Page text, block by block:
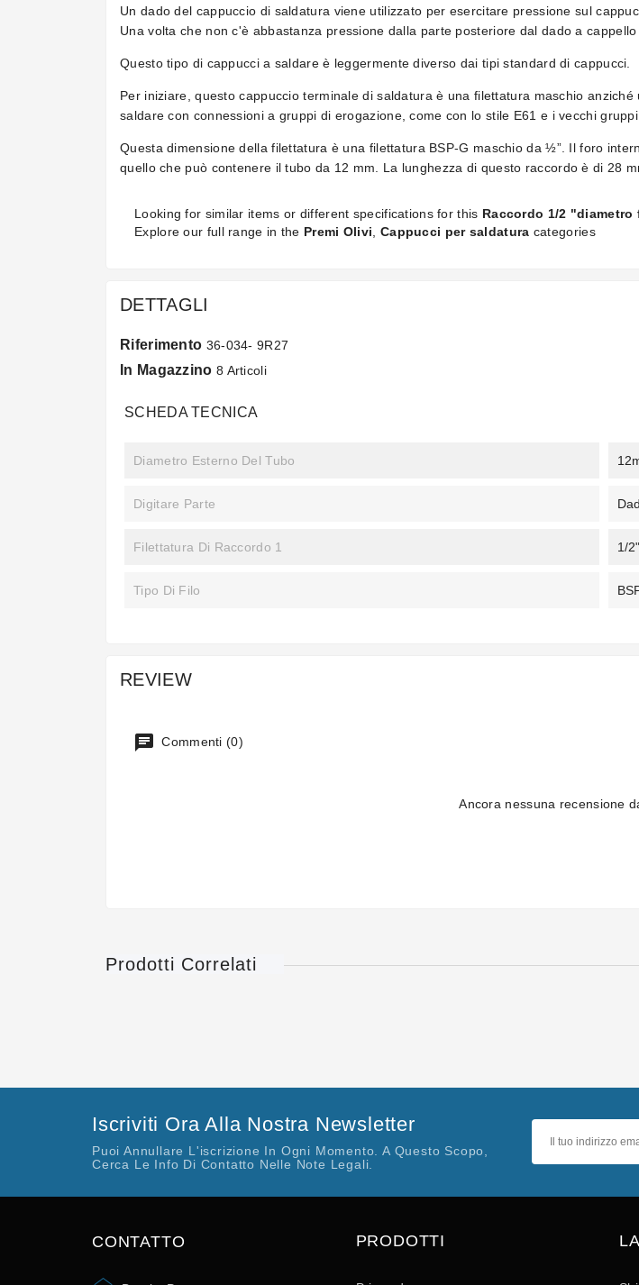
Un dado del cappuccio di saldatura viene utilizzato per esercitare pressione sul
Una volta che non c'è abbastanza pressione dalla parte posteriore dal dado a
Questo tipo di cappucci a saldare è leggermente diverso dai tipi standard di cappucci.
Per iniziare, questo cappuccio terminale di saldatura è una filettatura maschio
saldare con connessioni a gruppi di erogazione, come con lo stile E61 e i vecchi
Questa dimensione della filettatura è una filettatura BSP-G maschio da ½”. Il foro
quello che può contenere il tubo da 12 mm. La lunghezza di questo raccordo è di 28
Looking for similar items or different specifications for this Raccordo 1/2 "diametro
Explore our full range in the Premi Olivi, Cappucci per saldatura categories
DETTAGLI
Riferimento 36-034- 9R27
In Magazzino 8 Articoli
SCHEDA TECNICA
Diametro Esterno Del Tubo
Digitare Parte
Filettatura Di Raccordo 1 1/
Tipo Di Filo
REVIEW
Commenti (0)
Ancora nessuna recensione
Prodotti Correlati
Iscriviti Ora Alla Nostra Newsletter
Puoi Annullare L'iscrizione In Ogni Momento. A Questo Scopo,
Cerca Le Info Di Contatto Nelle Note Legali.
CONTATTO PRODOTTI